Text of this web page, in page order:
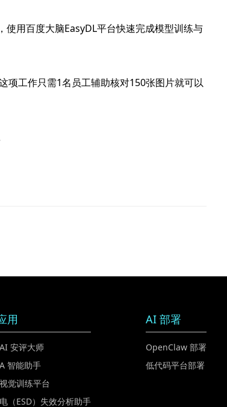
用百度大脑EasyDL平台快速完成模型训练与
工作只需1名员工辅助核对150张图片就可以
用
安评大师
智能助手
觉训练平台
（ESD）失效分析助手
AI 部署
OpenClaw 部署
低代码平台部署